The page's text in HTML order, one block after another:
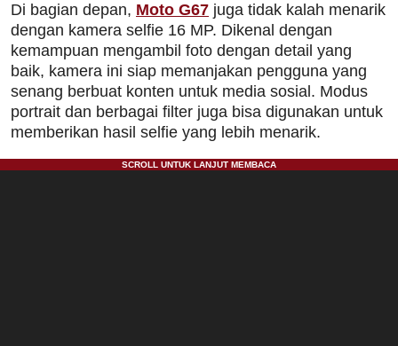
Di bagian depan, Moto G67 juga tidak kalah menarik
dengan kamera selfie 16 MP. Dikenal dengan
kemampuan mengambil foto dengan detail yang
baik, kamera ini siap memanjakan pengguna yang
senang berbuat konten untuk media sosial. Modus
portrait dan berbagai filter juga bisa digunakan untuk
memberikan hasil selfie yang lebih menarik.